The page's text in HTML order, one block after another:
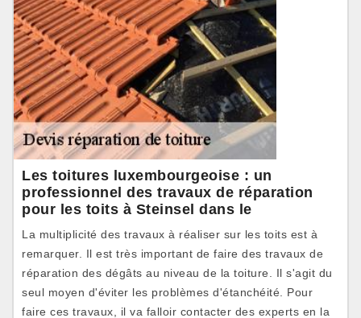
Les toitures luxembourgeoise : un
professionnel des travaux de réparation
pour les toits à Steinsel dans le
La multiplicité des travaux à réaliser sur les toits est à
remarquer. Il est très important de faire des travaux de
réparation des dégâts au niveau de la toiture. Il s'agit du
seul moyen d'éviter les problèmes d'étanchéité. Pour
faire ces travaux, il va falloir contacter des experts en la